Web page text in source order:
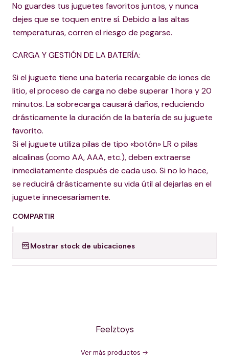
No guardes tus juguetes favoritos juntos, y nunca
dejes que se toquen entre sí. Debido a las altas
temperaturas, corren el riesgo de pegarse.
CARGA Y GESTIÓN DE LA BATERÍA:
Si el juguete tiene una batería recargable de iones de
litio, el proceso de carga no debe superar 1 hora y 20
minutos. La sobrecarga causará daños, reduciendo
drásticamente la duración de la batería de su juguete
favorito.
Si el juguete utiliza pilas de tipo «botón» LR o pilas
alcalinas (como AA, AAA, etc.), deben extraerse
inmediatamente después de cada uso. Si no lo hace,
se reducirá drásticamente su vida útil al dejarlas en el
juguete innecesariamente.
COMPARTIR
|
Mostrar stock de ubicaciones
Feelztoys
Ver más productos